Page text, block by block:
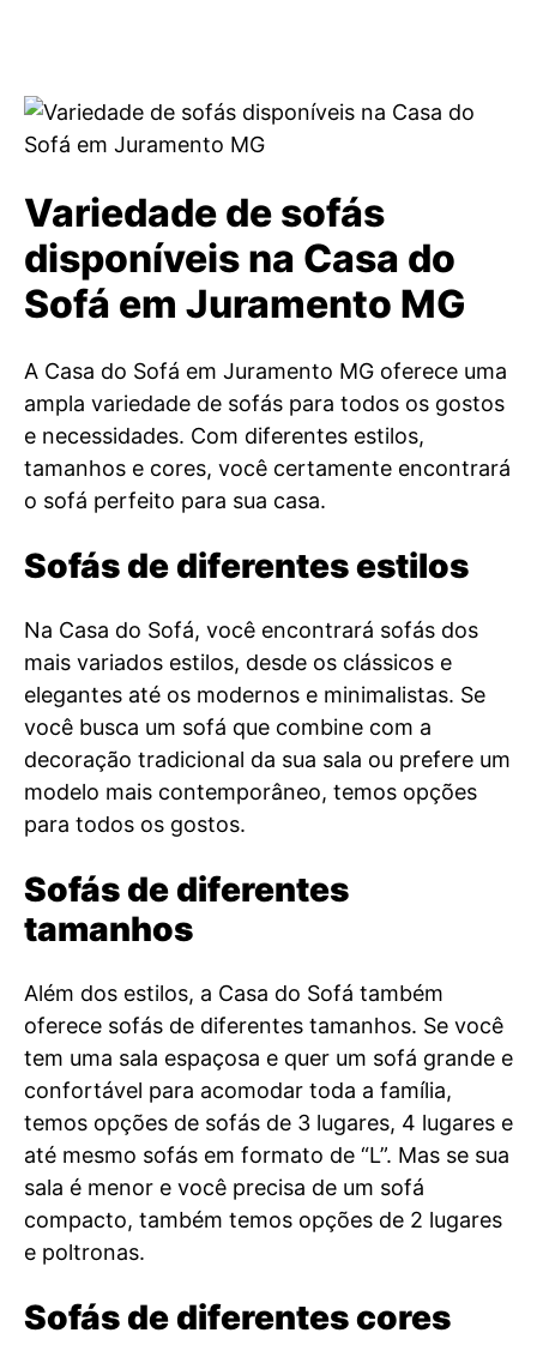
Variedade de sofás
disponíveis na Casa do
Sofá em Juramento MG
A Casa do Sofá em Juramento MG oferece uma
ampla variedade de sofás para todos os gostos
e necessidades. Com diferentes estilos,
tamanhos e cores, você certamente encontrará
o sofá perfeito para sua casa.
Sofás de diferentes estilos
Na Casa do Sofá, você encontrará sofás dos
mais variados estilos, desde os clássicos e
elegantes até os modernos e minimalistas. Se
você busca um sofá que combine com a
decoração tradicional da sua sala ou prefere um
modelo mais contemporâneo, temos opções
para todos os gostos.
Sofás de diferentes
tamanhos
Além dos estilos, a Casa do Sofá também
oferece sofás de diferentes tamanhos. Se você
tem uma sala espaçosa e quer um sofá grande e
confortável para acomodar toda a família,
temos opções de sofás de 3 lugares, 4 lugares e
até mesmo sofás em formato de “L”. Mas se sua
sala é menor e você precisa de um sofá
compacto, também temos opções de 2 lugares
e poltronas.
Sofás de diferentes cores